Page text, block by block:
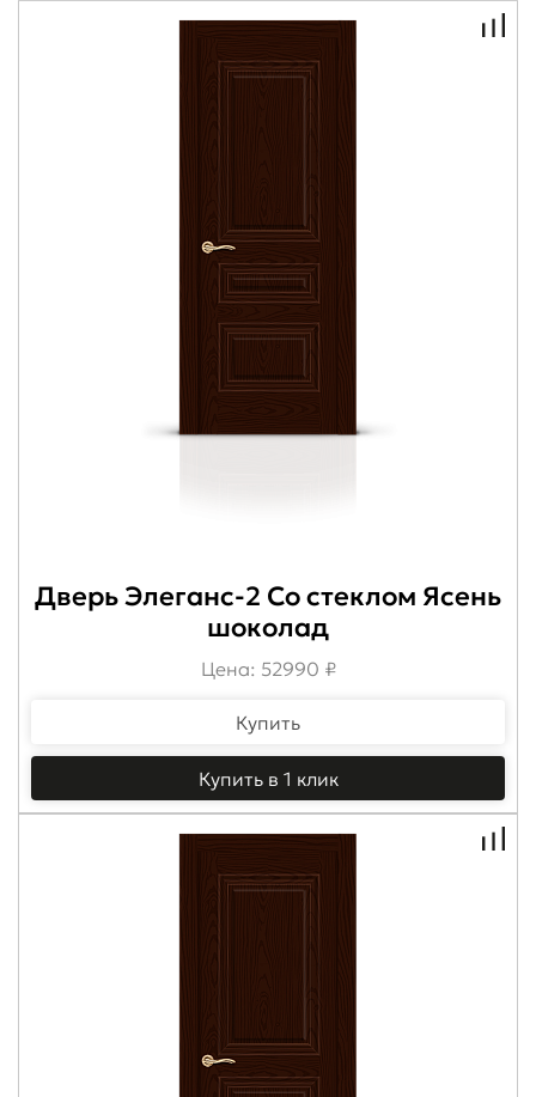
Дверь Элеганс-2 Со стеклом Ясень
шоколад
Цена: 52990 ₽
Купить
Купить в 1 клик